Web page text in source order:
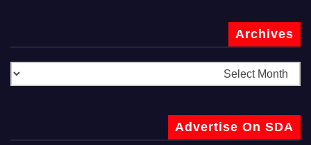
Archives
Advertise On SDA